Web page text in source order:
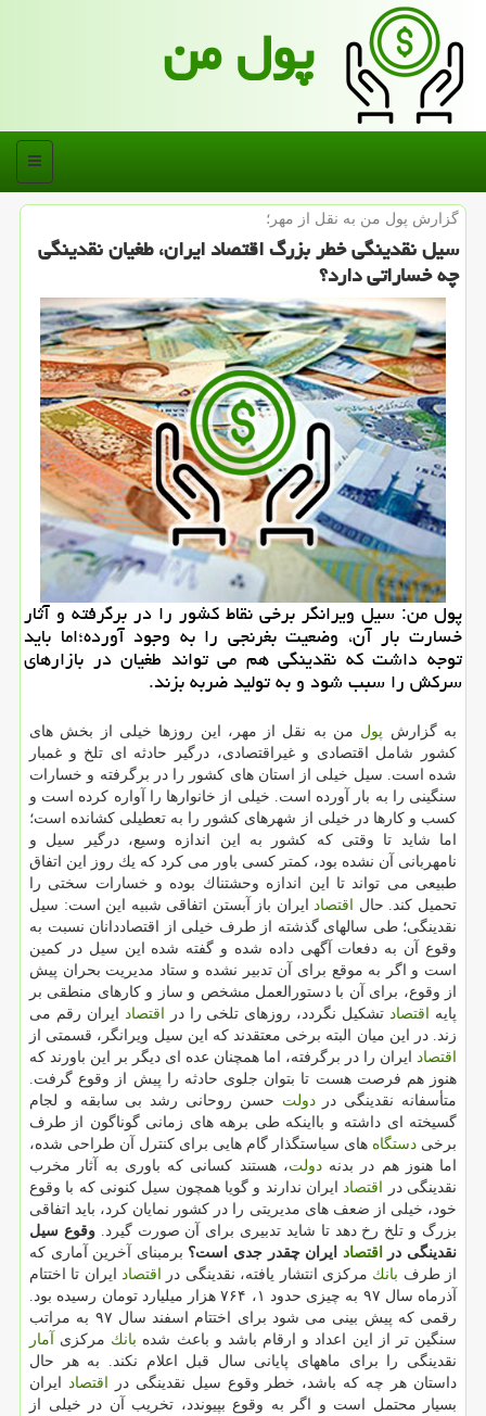
پول من
منو
گزارش پول من به نقل از مهر؛
سیل نقدینگی خطر بزرگ اقتصاد ایران، طغیان نقدینگی
چه خساراتی دارد؟
پول من: سیل ویرانگر برخی نقاط كشور را در برگرفته و آثار
خسارت بار آن، وضعیت بغرنجی را به وجود آورده؛اما باید
توجه داشت كه نقدینگی هم می تواند طغیان در بازارهای
سركش را سبب شود و به تولید ضربه بزند.
به گزارش پول من به نقل از مهر، این روزها خیلی از بخش های
كشور شامل اقتصادی و غیراقتصادی، درگیر حادثه ای تلخ و غمبار
شده است. سیل خیلی از استان های كشور را در برگرفته و خسارات
سنگینی را به بار آورده است. خیلی از خانوارها را آواره كرده است و
كسب و كارها در خیلی از شهرهای كشور را به تعطیلی كشانده است؛
اما شاید تا وقتی كه كشور به این اندازه وسیع، درگیر سیل و
نامهربانی آن نشده بود، كمتر كسی باور می كرد كه یك روز این اتفاق
طبیعی می تواند تا این اندازه وحشتناك بوده و خسارات سختی را
تحمیل كند. حال اقتصاد ایران باز آبستن اتفاقی شبیه این است: سیل
نقدینگی؛ طی سالهای گذشته از طرف خیلی از اقتصاددانان نسبت به
وقوع آن به دفعات آگهی داده شده و گفته شده این سیل در كمین
است و اگر به موقع برای آن تدبیر نشده و ستاد مدیریت بحران پیش
از وقوع، برای آن با دستورالعمل مشخص و ساز و كارهای منطقی بر
پایه اقتصاد تشكیل نگردد، روزهای تلخی را در اقتصاد ایران رقم می
زند. در این میان البته برخی معتقدند كه این سیل ویرانگر، قسمتی از
اقتصاد ایران را در برگرفته، اما همچنان عده ای دیگر بر این باورند كه
هنوز هم فرصت هست تا بتوان جلوی حادثه را پیش از وقوع گرفت.
متأسفانه نقدینگی دردولت حسن روحانی رشد بی سابقه و لجام
گسیخته ای داشته و بااینكه طی برهه های زمانی گوناگون از طرف
برخی دستگاه های سیاستگذار گام هایی برای كنترل آن طراحی شده،
اما هنوز هم در بدنهدولت، هستند كسانی كه باوری به آثار مخرب
نقدینگی در اقتصاد ایران ندارند و گویا همچون سیل كنونی كه با وقوع
خود، خیلی از ضعف های مدیریتی را در كشور نمایان كرد، باید اتفاقی
بزرگ و تلخ رخ دهد تا شاید تدبیری برای آن صورت گیرد.وقوع سیل
نقدینگی در
اقتصاد ایران چقدر جدی است؟ برمبنای آخرین آماری كه
از طرف بانك مركزی انتشار یافته، نقدینگی در اقتصاد ایران تا اختتام
آذرماه سال ۹۷ به چیزی حدود ۱، ۷۶۴ هزار میلیارد تومان رسیده بود.
رقمی كه پیش بینی می شود برای اختتام اسفند سال ۹۷ به مراتب
سنگین تر از این اعداد و ارقام باشد و باعث شده بانك مركزی آمار
نقدینگی را برای ماههای پایانی سال قبل اعلام نكند. به هر حال
داستان هر چه كه باشد، خطر وقوع سیل نقدینگی در اقتصاد ایران
بسیار محتمل است و اگر به وقوع بپیوندد، تخریب آن در خیلی از